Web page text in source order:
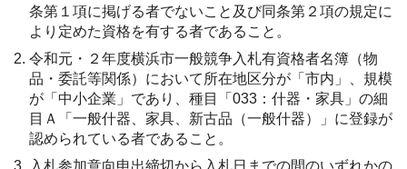
条第１項に掲げる者でないこと及び同条第２項の規定に
より定めた資格を有する者であること。
令和元・２年度横浜市一般競争入札有資格者名簿（物
品・委託等関係）において所在地区分が「市内」、規模
が「中小企業」であり、種目「033：什器・家具」の細
目Ａ「一般什器、家具、新古品（一般什器）」に登録が
認められている者であること。
入札参加意向申出締切から入札日までの間のいずれかの